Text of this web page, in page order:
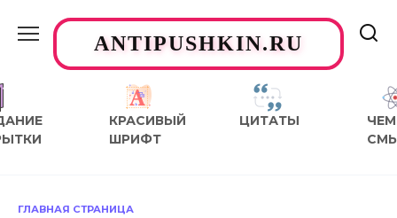
содержаниюANTIPUSHKIN.RU
КРАСИВЫЙ
ШРИФТ
ЦИТАТЫ
ЧЕМ
ГЛАВНАЯ СТРАНИЦА